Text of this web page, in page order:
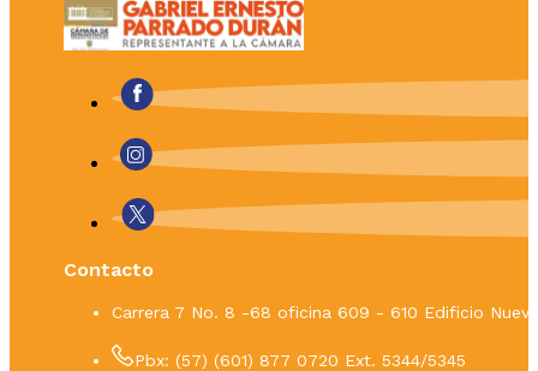
Contacto
Carrera 7 No. 8 -68 oficina 609 - 610 Edificio
Pbx: (57) (601) 877 0720 Ext. 5344/5345